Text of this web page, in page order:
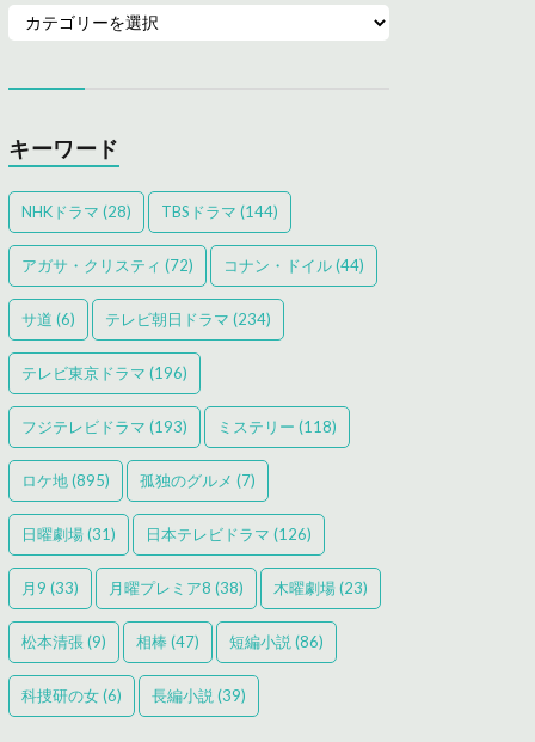
キーワード
NHKドラマ (28) TBSドラマ (144)
アガサ・クリスティ (72) コナン・ドイル(44)
サ道 (6) テレビ朝日ドラマ (234)
テレビ東京ドラマ (196)
フジテレビドラマ (193) ミステリー (118)
ロケ地(895) 孤独のグルメ (7)
日曜劇場(31) 日本テレビドラマ (126)
月9 (33) 月曜プレミア8 (38) 木曜劇場(23)
松本清張(9) 相棒(47) 短編小説 (86)
科捜研の女(6) 長編小説 (39)